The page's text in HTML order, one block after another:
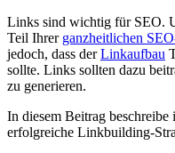
Links sind wichtig für SEO.
Teil Ihrer ganzheitlichen
jedoch, dass derLinkaufbau
sollte. Links sollten dazu
zu generieren.
In diesem Beitrag
erfolgreiche Linkbuilding-